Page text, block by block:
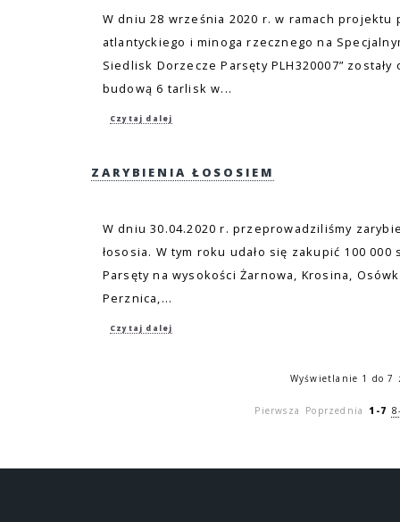
W dniu 28 września 2020 r. w ramach projektu
atlantyckiego i minoga rzecznego na
Siedlisk Dorzecze Parsęty PLH320007”
budową 6 tarlisk w...
Czytaj dalej
ZARYBIENIA ŁOSOSIEM
W dniu 30.04.2020 r. przeprowadziliśmy
łososia. W tym roku udało się zakupić 100
Parsęty na wysokości Żarnowa, Krosina,
Perznica,...
Czytaj dalej
Wyświetlanie 1 do 7
Pierwsza Poprzednia 1-7